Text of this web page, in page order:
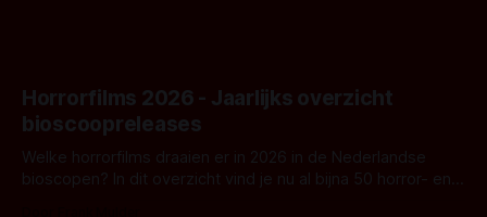
Horrorfilms 2026 - Jaarlijks overzicht
bioscoopreleases
Welke horrorfilms draaien er in 2026 in de Nederlandse
bioscopen? In dit overzicht vind je nu al bijna 50 horror- en